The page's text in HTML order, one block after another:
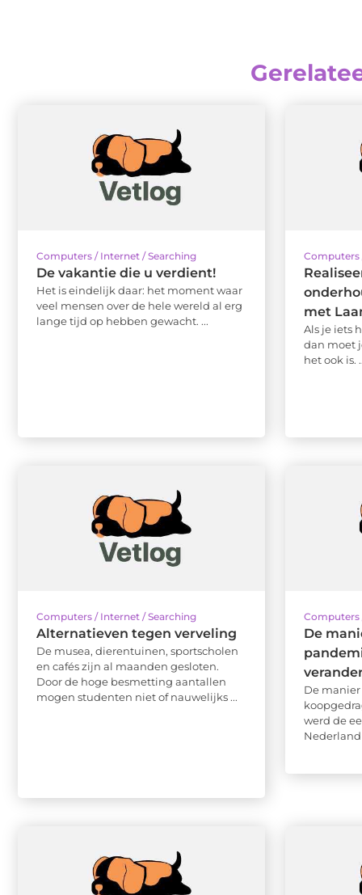
Computers / Internet / Searching
De vakantie die u verdient!
Het is eindelijk daar: het moment waar
veel mensen over de hele wereld al erg
lange tijd op hebben gewacht. ...
Computers
met
Als je iets
dan moet
het ook is.
Computers / Internet / Searching
Alternatieven tegen verveling
De musea, dierentuinen, sportscholen
en cafés zijn al maanden gesloten.
Door de hoge besmetting aantallen
mogen studenten niet of nauwelijks ...
Computers
De
De
werd de
Nederland